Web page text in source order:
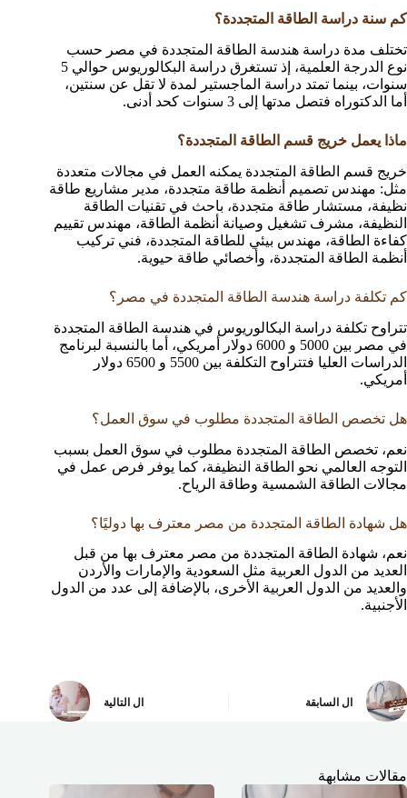
كم سنة دراسة الطاقة المتجددة؟
تختلف مدة دراسة هندسة الطاقة المتجددة في مصر حسب
نوع الدرجة العلمية، إذ تستغرق دراسة البكالوريوس حوالي 5
سنوات، بينما تمتد دراسة الماجستير لمدة لا تقل عن سنتين،
أما الدكتوراه فتصل مدتها إلى 3 سنوات كحد أدنى.
ماذا يعمل خريج قسم الطاقة المتجددة؟
خريج قسم الطاقة المتجددة يمكنه العمل في مجالات متعددة
مثل: مهندس تصميم أنظمة طاقة متجددة، مدير مشاريع طاقة
نظيفة، مستشار طاقة متجددة، باحث في تقنيات الطاقة
النظيفة، مشرف تشغيل وصيانة أنظمة الطاقة، مهندس تقييم
كفاءة الطاقة، مهندس بيئي للطاقة المتجددة، فني تركيب
أنظمة الطاقة المتجددة، وأخصائي طاقة حيوية.
كم تكلفة دراسة هندسة الطاقة المتجددة في مصر؟
تتراوح تكلفة دراسة البكالوريوس في هندسة الطاقة المتجددة
في مصر بين 5000 و 6000 دولار أمريكي، أما بالنسبة لبرنامج
الدراسات العليا فتتراوح التكلفة بين 5500 و 6500 دولار
أمريكي.
هل تخصص الطاقة المتجددة مطلوب في سوق العمل؟
نعم، تخصص الطاقة المتجددة مطلوب في سوق العمل بسبب
التوجه العالمي نحو الطاقة النظيفة، كما يوفر فرص عمل في
مجالات الطاقة الشمسية وطاقة الرياح.
هل شهادة الطاقة المتجددة من مصر معترف بها دوليًا؟
نعم، شهادة الطاقة المتجددة من مصر معترف بها من قبل
العديد من الدول العربية مثل السعودية والإمارات والأردن
والعديد من الدول العربية الأخرى، بالإضافة إلى عدد من الدول
الأجنبية.
ال السابقة ال التالية
مقالات مشابهة